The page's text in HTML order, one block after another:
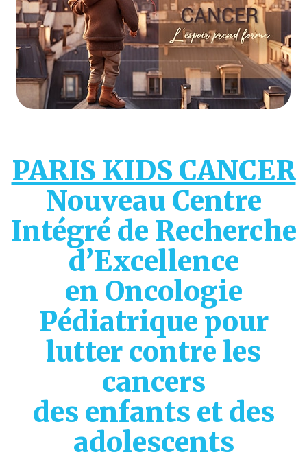
PARIS KIDS CANCER
Nouveau Centre
Intégré de Recherche
d’Excellence
en Oncologie
Pédiatrique pour
lutter contre les
cancers
des enfants et des
adolescents